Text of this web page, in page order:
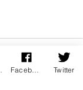
Twitter